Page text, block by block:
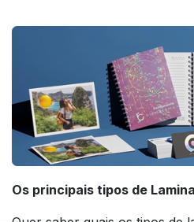
Os principais tipos de